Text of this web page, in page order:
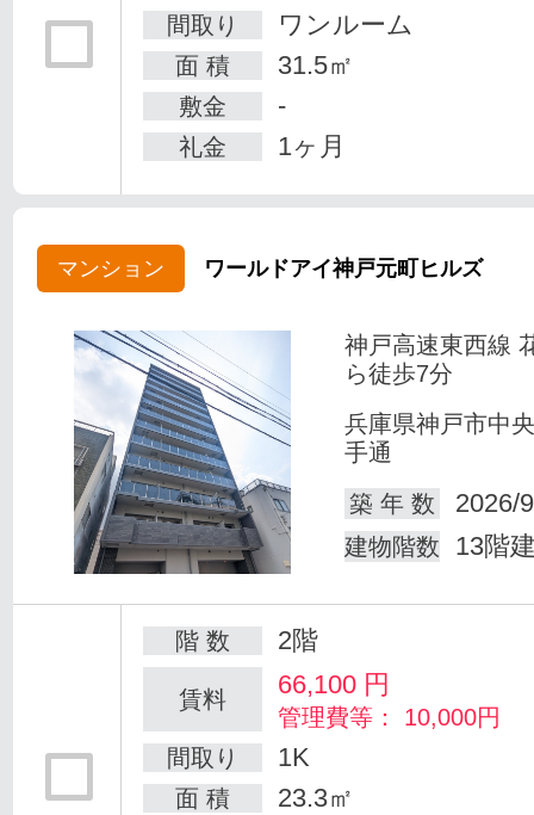
間取り
ワンルーム
面 積 31.5㎡
敷金 -
礼金 1ヶ月
マンション ワールドアイ神戸元町ヒルズ
神戸高速東西線
ら徒歩7分
兵庫県神戸市中
手通
築 年 数
2026/
建物階数 13階
階 数 2階
賃料 66,100 円
管理費等： 10,000円
間取り
1K
面 積 23.3㎡